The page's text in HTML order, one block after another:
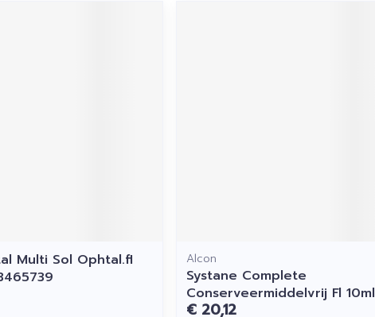
Multi Sol Ophtal.fl
Alcon
Systane Complete
Conserveermiddelvrij Fl 10ml
€ 20,12